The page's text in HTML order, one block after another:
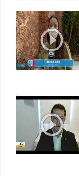
play_circle_outline
play_circle_outline